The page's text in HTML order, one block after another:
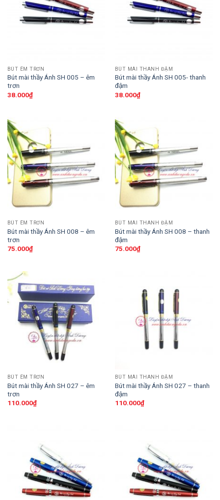
BÚT ÊM TRƠN
Bút mài thầy Ánh SH 005 – êm
trơn
38.000₫
BÚT MÀI THANH ĐẬM
Bút mài thầy Ánh SH 005- thanh
đậm
38.000₫
BÚT ÊM TRƠN
Bút mài thầy Ánh SH 008 – êm
trơn
75.000₫
BÚT MÀI THANH ĐẬM
Bút mài thầy Ánh SH 008 – thanh
đậm
75.000₫
BÚT ÊM TRƠN
Bút mài thầy Ánh SH 027 – êm
trơn
110.000₫
BÚT MÀI THANH ĐẬM
Bút mài thầy Ánh SH 027 – thanh
đậm
110.000₫